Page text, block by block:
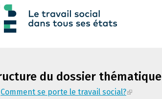
du dossier thématique
Comment se porte le travail social?